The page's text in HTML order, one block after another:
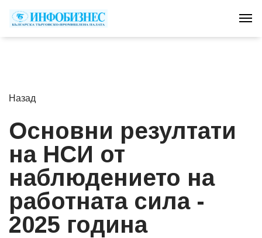
Назад
Основни резултати
на НСИ от
наблюдението на
работната сила -
2025 година